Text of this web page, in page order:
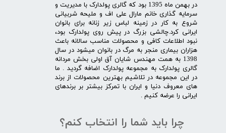
در بهمن ماه 1395 بود که گالری پولدارک با مدیریت و
سرمایه گذاری خانم مارال علی اف و ملیحه شربیانی
شروع به کار در زمینه لباس زیر زنانه برای بانوان
ایرانی کرد.چالشی بزرگ در پیش روی پولدارک بود،
نبود اطلاعات کافی و محصولات مناسب سالانه باعث
هزاران بیماری منجر به مرگ در بانوان میشود در سال
1398 به همت مهندس شایان آق اولی بخش مردانه
گالری پولدارک به مجموعه پولدارک اضافه گردید . ما
در این مجموعه در تلاشیم بهترین محصولات از برند
های معروف دنیا و ایران با تمرکز بیشتر بر برندهای
ایرانی را عرضه کنیم .​​​​​​​
چرا باید شما را انتخاب کنم؟